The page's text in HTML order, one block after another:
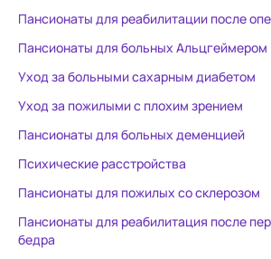
Пансионаты для реабилитации после
Пансионаты для больных Альцгеймером
Уход за больными сахарным диабетом
Уход за пожилыми с плохим зрением
Пансионаты для больных деменцией
Психические расстройства
Пансионаты для пожилых со склерозом
Пансионаты для реабилитация после
бедра